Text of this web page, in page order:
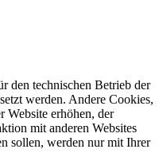
den technischen Betrieb der
werden. Andere Cookies,
Website erhöhen, der
mit anderen Websites
sollen, werden nur mit Ihrer